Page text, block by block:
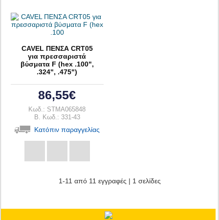
CAVEL ΠΕΝΣΑ CRT05
για πρεσσαριστά
βύσματα F (hex .100",
.324", .475")
86,55€
Κωδ.: STMA065848
B. Κωδ.: 331-43
Κατόπιν παραγγελίας
1-11 από 11 εγγραφές | 1 σελίδες